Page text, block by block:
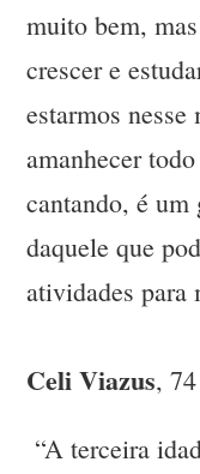
muito bem,
crescer e
estarmos
amanhecer
cantando, é
daquele que
atividades para
Celi Viazus,
“A terceira